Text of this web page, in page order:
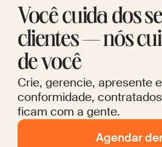
Você cuida dos
clientes — nós
de você
Crie, gerencie, apresente
conformidade,
ficam com a gente.
Agendar